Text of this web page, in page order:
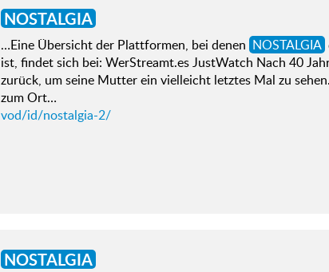
NOSTALGIA
…Eine Übersicht der Plattformen, bei denen NOSTALGIA
ist, findet sich bei: WerStreamt.es JustWatch Nach 40
zurück, um seine Mutter ein vielleicht letztes Mal zu
zum Ort…
vod/id/nostalgia-2/
NOSTALGIA